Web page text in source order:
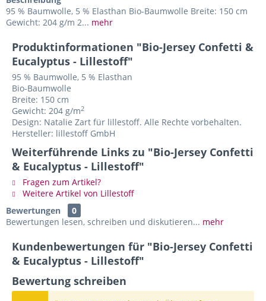
95 % Baumwolle, 5 % Elasthan Bio-Baumwolle Breite: 150 cm
Gewicht: 204 g/m 2... mehr
Produktinformationen "Bio-Jersey Confetti &
Eucalyptus - Lillestoff"
95 % Baumwolle, 5 % Elasthan
Bio-Baumwolle
Breite: 150 cm
Gewicht: 204 g/m2
Design: Natalie Zart für lillestoff. Alle Rechte vorbehalten.
Hersteller: lillestoff GmbH
Weiterführende Links zu "Bio-Jersey Confetti
& Eucalyptus - Lillestoff"
Fragen zum Artikel?
Weitere Artikel von Lillestoff
Bewertungen
0
Bewertungen lesen, schreiben und diskutieren... mehr
Kundenbewertungen für "Bio-Jersey Confetti
& Eucalyptus - Lillestoff"
Bewertung schreiben